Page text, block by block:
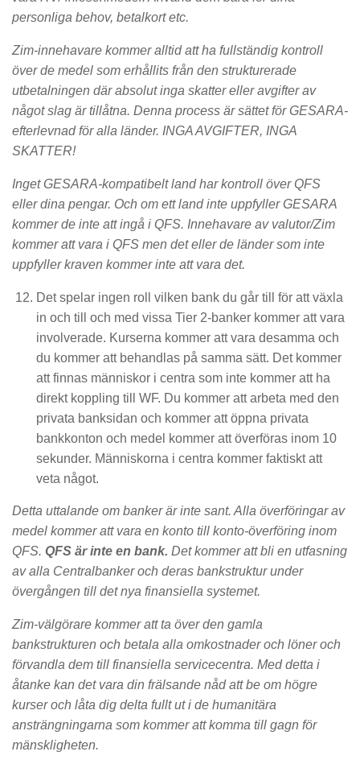
personliga behov, betalkort etc.
Zim-innehavare kommer alltid att ha fullständig kontroll
över de medel som erhållits från den strukturerade
utbetalningen där absolut inga skatter eller avgifter av
något slag är tillåtna. Denna process är sättet för GESARA-
efterlevnad för alla länder. INGA AVGIFTER, INGA
SKATTER!
Inget GESARA-kompatibelt land har kontroll över QFS
eller dina pengar. Och om ett land inte uppfyller GESARA
kommer de inte att ingå i QFS. Innehavare av valutor/Zim
kommer att vara i QFS men det eller de länder som inte
uppfyller kraven kommer inte att vara det.
Det spelar ingen roll vilken bank du går till för att växla
in och till och med vissa Tier 2-banker kommer att vara
involverade. Kurserna kommer att vara desamma och
du kommer att behandlas på samma sätt. Det kommer
att finnas människor i centra som inte kommer att ha
direkt koppling till WF. Du kommer att arbeta med den
privata banksidan och kommer att öppna privata
bankkonton och medel kommer att överföras inom 10
sekunder. Människorna i centra kommer faktiskt att
veta något.
Detta uttalande om banker är inte sant. Alla överföringar av
medel kommer att vara en konto till konto-överföring inom
QFS. QFS är inte en bank. Det kommer att bli en utfasning
av alla Centralbanker och deras bankstruktur under
övergången till det nya finansiella systemet.
Zim-välgörare kommer att ta över den gamla
bankstrukturen och betala alla omkostnader och löner och
förvandla dem till finansiella servicecentra. Med detta i
åtanke kan det vara din frälsande nåd att be om högre
kurser och låta dig delta fullt ut i de humanitära
ansträngningarna som kommer att komma till gagn för
mänskligheten.